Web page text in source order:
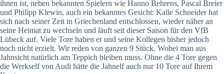
ihnen ist, neben bekannten Spielern wie Hanno Behrens, Pascal Breier
und Philipp Klewin, auch ein bekanntes Gesicht: Kalle Schneider hat
sich nach seiner Zeit in Griechenland entschlossen, wieder näher an
seine Heimat zu wechseln und läuft seit dieser Saison für den VfB
Lübeck auf. Viele Tore haben er und seine Kollegen bisher jedoch
noch nicht erzielt. Wir reden von ganzen 9 Stück. Wobei man aus
Jahnsicht natürlich am Teppich bleiben muss. Ohne die 4 Tore gegen
die Werkself von Audi hätte die Jahnelf auch nur 10 Tore auf Ihrem